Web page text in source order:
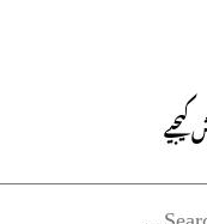
کیجیے